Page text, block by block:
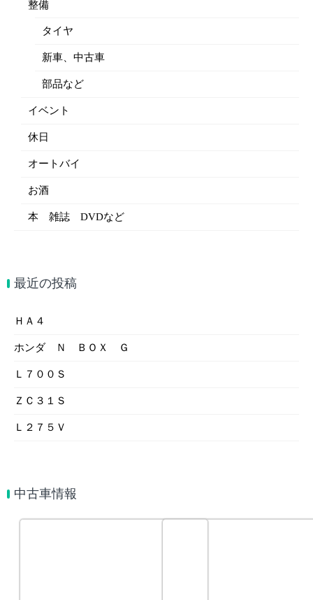
整備
タイヤ
新車、中古車
部品など
イベント
休日
オートバイ
お酒
本 雑誌 DVDなど
最近の投稿
ＨＡ４
ホンダ Ｎ ＢＯＸ Ｇ
Ｌ７００Ｓ
ＺＣ３１Ｓ
Ｌ２７５Ｖ
中古車情報